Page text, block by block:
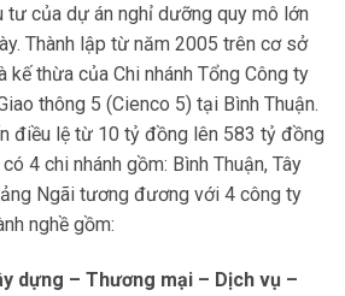
tư của dự án nghỉ dưỡng quy mô lớn
Thành lập từ năm 2005 trên cơ sở
kế thừa của Chi nhánh Tổng Công ty
thông 5 (Cienco 5) tại Bình Thuận.
điều lệ từ 10 tỷ đồng lên 583 tỷ đồng
4 chi nhánh gồm: Bình Thuận, Tây
Ngãi tương đương với 4 công ty
nghề gồm:
dựng – Thương mại – Dịch vụ –